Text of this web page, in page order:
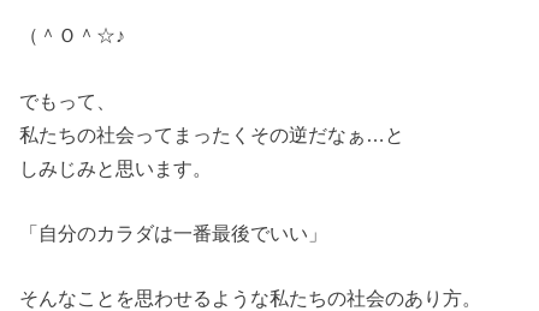
（＾Ｏ＾☆♪
でもって、
私たちの社会ってまったくその逆だなぁ…と
しみじみと思います。
「自分のカラダは一番最後でいい」
そんなことを思わせるような私たちの社会のあり方。